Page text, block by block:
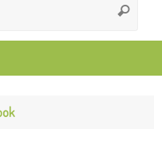
Buscar